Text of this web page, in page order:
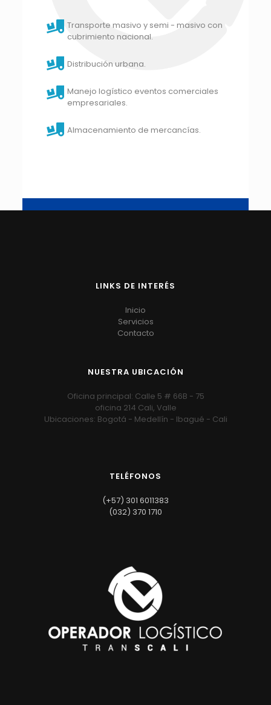
Transporte masivo y semi - masivo con
cubrimiento nacional.
Distribución urbana.
Manejo logístico eventos comerciales
empresariales.
Almacenamiento de mercancías.
LINKS DE INTERÉS
Inicio
Servicios
Contacto
NUESTRA UBICACIÓN
Oficina principal: Calle 5 # 66B - 75
oficina 214 Cali, Valle
Ubicaciones: Bogotá - Medellín - Ibagué - Cali
TELÉFONOS
(+57) 301 6011383
(032) 370 1710